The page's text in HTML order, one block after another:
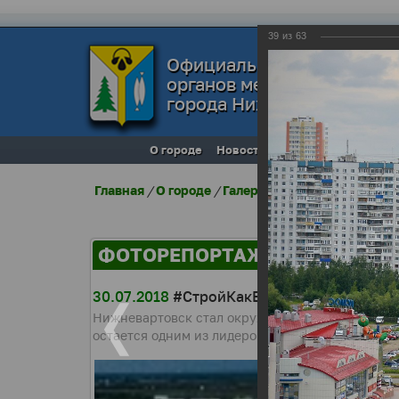
Официальный сайт
органов местного
города Нижневартовска
О городе Новости Местное
Главная /О городе /Галерея города/
ФОТОРЕПОРТАЖИ
30.07.2018 #СтройКакВЮгре
Нижневартовск стал окружной площадкой
остается одним из лидеров по вводу жилья в
39 из 63